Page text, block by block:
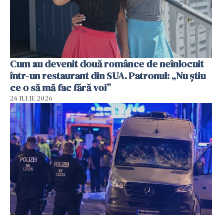
Cum au devenit două românce de neînlocuit
într-un restaurant din SUA. Patronul: „Nu știu
ce o să mă fac fără voi”
26 IULIE 2026